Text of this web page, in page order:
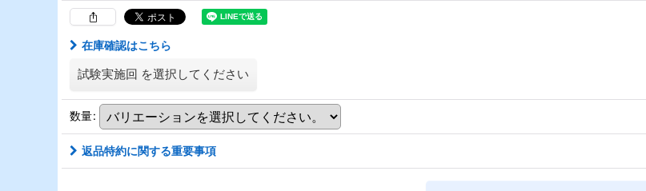
在庫確認はこちら
試験実施回 を選択してください
数量:
返品特約に関する重要事項